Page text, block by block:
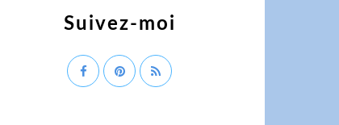
Suivez-moi